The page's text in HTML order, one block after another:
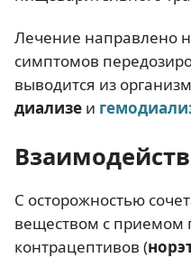
Лечение направлено
симптомов
выводится из
диализе и
С осторожностью
веществом с приемом
контрацептивов (